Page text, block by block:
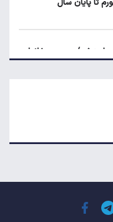
تا پایان سال
واریز شد/ سهم هر خانوار
در تجریش، ونک و